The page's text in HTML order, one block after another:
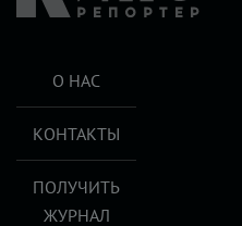
О НАС
КОНТАКТЫ
ПОЛУЧИТЬ
ЖУРНАЛ